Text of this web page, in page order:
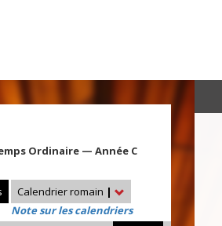
Ordinaire — Année C
Calendrier romain |
Note sur les calendriers